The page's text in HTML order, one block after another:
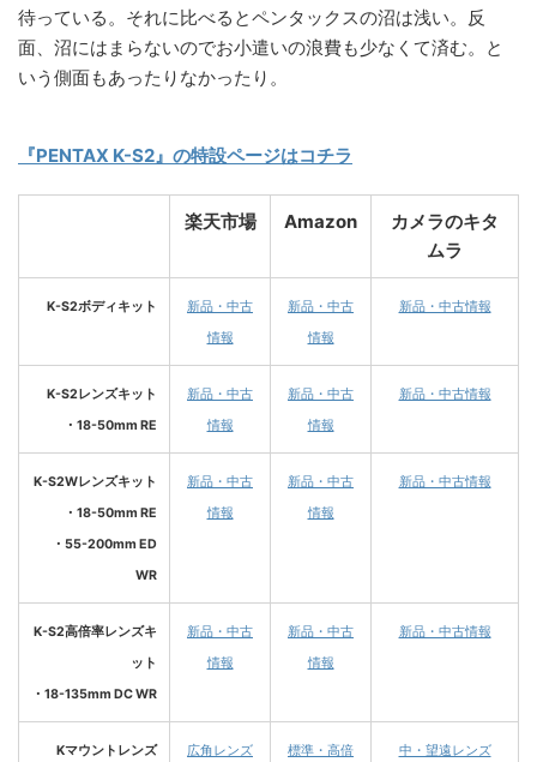
待っている。それに比べるとペンタックスの沼は浅い。反
面、沼にはまらないのでお小遣いの浪費も少なくて済む。と
いう側面もあったりなかったり。
『PENTAX K-S2』の特設ページはコチラ
楽天市場 Amazon
カメラのキタ
ムラ
K-S2ボディキット
新品・中古
情報
新品・中古
情報
新品・中古情報
K-S2レンズキット
・18-50mm RE
新品・中古
情報
新品・中古
情報
新品・中古情報
K-S2Wレンズキット
・18-50mm RE
・55-200mm ED
WR
新品・中古
情報
新品・中古
情報
新品・中古情報
K-S2高倍率レンズキ
ット
・18-135mm DC WR
新品・中古
情報
新品・中古
情報
新品・中古情報
Kマウントレンズ 広角レンズ
標準・高倍
中・望遠レンズ